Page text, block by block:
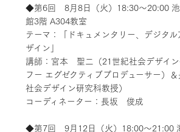
◆第6回 8月8日（火）18:30～20:00 池
館3階 A304教室
テーマ：「ドキュメンタリー、デジタ
ザイン」
講師：宮本 聖二（21世紀社会デザイ
フー エグゼクティブプロデューサー）
社会デザイン研究科教授）
コーディネーター：長坂 俊成
◆第7回 9月12日（火）18:00～21:00